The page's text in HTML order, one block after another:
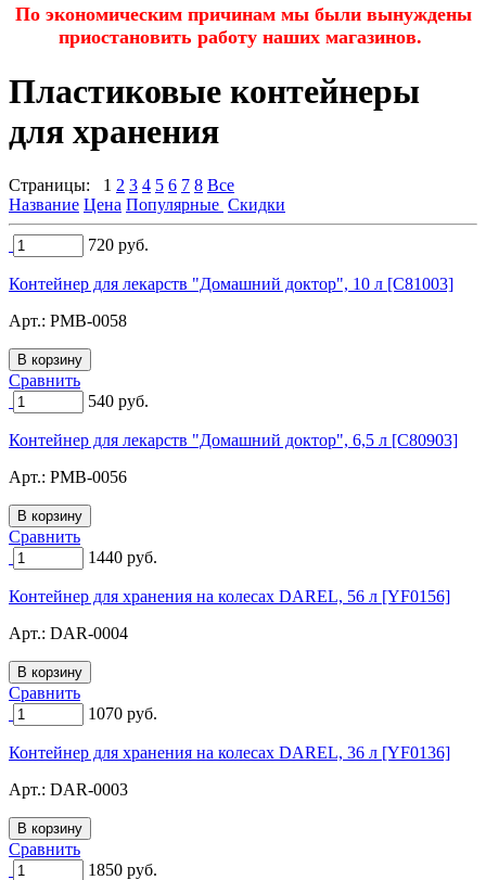
По экономическим причинам мы были вынуждены
приостановить работу наших магазинов.
Пластиковые контейнеры
для хранения
Страницы: 1 2 3 4 5 6 7 8 Все
Название Цена Популярные Скидки
720 руб.
Контейнер для лекарств "Домашний доктор", 10 л [C81003]
Арт.: PMB-0058
Сравнить
540 руб.
Контейнер для лекарств "Домашний доктор", 6,5 л [C80903]
Арт.: PMB-0056
Сравнить
1440 руб.
Контейнер для хранения на колесах DAREL, 56 л [YF0156]
Арт.: DAR-0004
Сравнить
1070 руб.
Контейнер для хранения на колесах DAREL, 36 л [YF0136]
Арт.: DAR-0003
Сравнить
1850 руб.